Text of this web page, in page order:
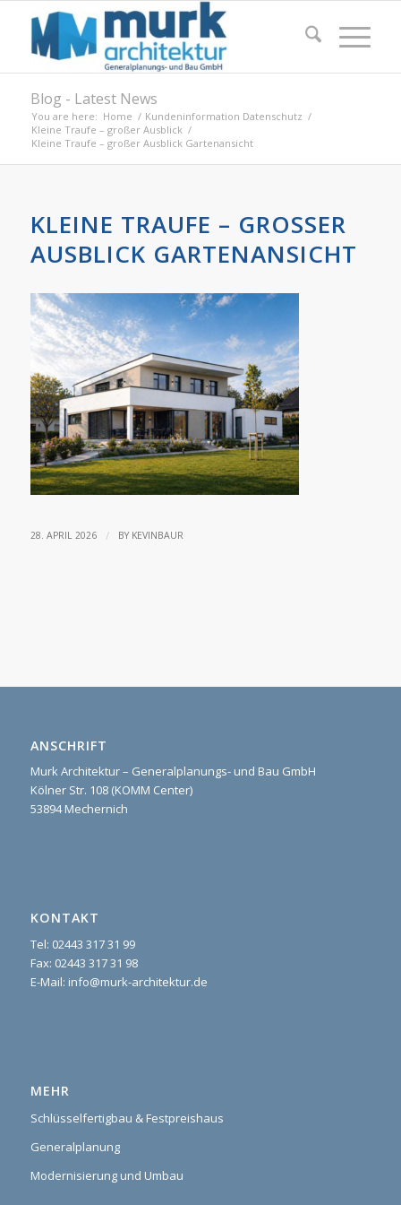
Blog - Latest News
You are here: Home / Kundeninformation Datenschutz /
Kleine Traufe – großer Ausblick /
Kleine Traufe – großer Ausblick Gartenansicht
KLEINE TRAUFE – GROSSER A
USBLICK GARTENANSICHT
28. APRIL 2026 / BY KEVINBAUR
ANSCHRIFT
Murk Architektur – Generalplanungs- und Bau GmbH
Kölner Str. 108 (KOMM Center)
53894 Mechernich
KONTAKT
Tel: 02443 317 31 99
Fax: 02443 317 31 98
E-Mail: info@murk-architektur.de
MEHR
Schlüsselfertigbau & Festpreishaus
Generalplanung
Modernisierung und Umbau